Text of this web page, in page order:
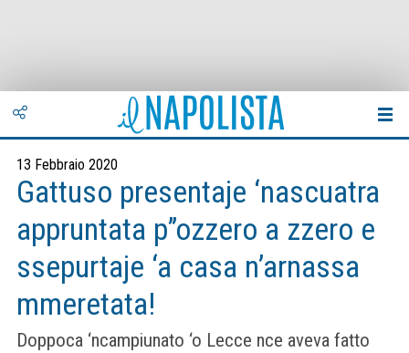
13 Febbraio 2020
Gattuso presentaje ‘nascuatra
appruntata p’’ozzero a zzero e
ssepurtaje ‘a casa n’arnassa
mmeretata!
Doppoca ‘ncampiunato ‘o Lecce nce aveva fatto